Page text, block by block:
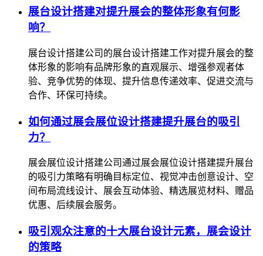
展台设计搭建对提升展会的整体形象有何影
响？
展台设计搭建公司的展台设计搭建工作对提升展会的整
体形象的影响有品牌形象的直观展示、增强参观者体
验、竞争优势的体现、提升信息传递效率、促进交流与
合作、环保可持续。
如何通过展会展位设计搭建提升展台的吸引
力？
展会展位设计搭建公司通过展会展位设计搭建提升展台
的吸引力策略有明确目标定位、视觉冲击创意设计、空
间布局流线设计、展会互动体验、精选展览材料、赠品
优惠、后续展会服务。
吸引观众注意的十大展台设计元素，展会设计
的策略